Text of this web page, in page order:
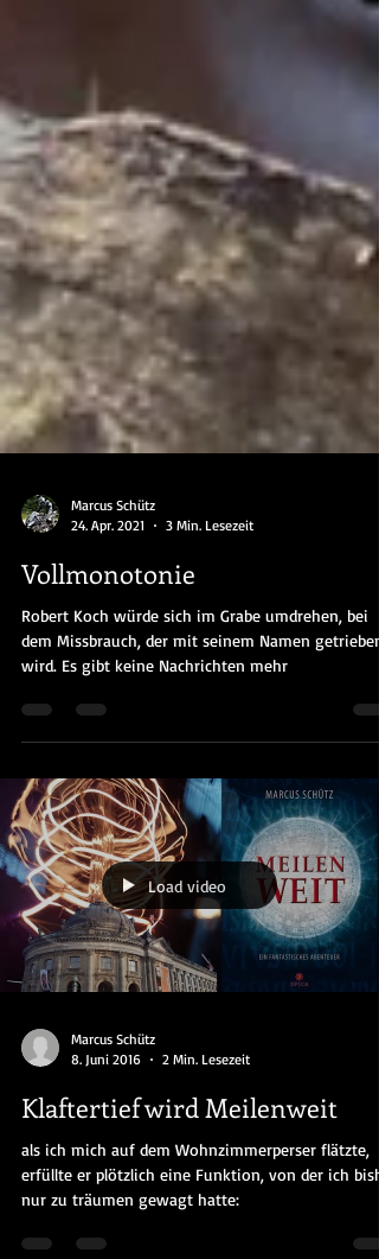
24. Apr. 2021
3 Min. Lesezeit
Vollmonotonie
Robert Koch würde sich im Grabe umdrehen, bei
dem Missbrauch, der mit seinem Namen getrieben
wird. Es gibt keine Nachrichten mehr
Load video
8. Juni 2016
2 Min. Lesezeit
Klaftertief wird Meilenweit
als ich mich auf dem Wohnzimmerperser flätzte,
erfüllte er plötzlich eine Funktion, von der ich
nur zu träumen gewagt hatte: